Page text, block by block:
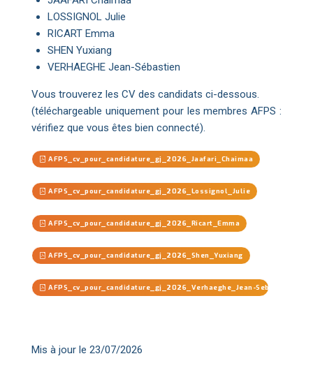
LOSSIGNOL Julie
RICART Emma
SHEN Yuxiang
VERHAEGHE Jean-Sébastien
Vous trouverez les CV des candidats ci-dessous.
(téléchargeable uniquement pour les membres AFPS :
vérifiez que vous êtes bien connecté).
AFPS_cv_pour_candidature_gj_2026_Jaafari_Chaimaa
AFPS_cv_pour_candidature_gj_2026_Lossignol_Julie
AFPS_cv_pour_candidature_gj_2026_Ricart_Emma
AFPS_cv_pour_candidature_gj_2026_Shen_Yuxiang
AFPS_cv_pour_candidature_gj_2026_Verhaeghe_Jean-Sebastien.
Mis à jour le 23/07/2026